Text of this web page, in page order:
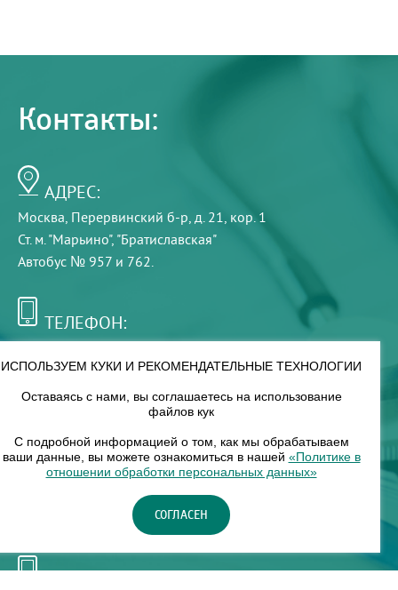
Контакты:
АДРЕС:
Москва, Перервинский б-р, д. 21, кор. 1
Ст. м. "Марьино", "Братиславская"
Автобус № 957 и 762.
ТЕЛЕФОН:
РЕЖИМ РАБОТЫ:
8 — 18
НАШ ФИЛИАЛ:
Москва, м. Нагорное, Нагорный б-р, д. 19, кор. 1
ИСПОЛЬЗУЕМ КУКИ И РЕКОМЕНДАТЕЛЬНЫЕ ТЕХНОЛОГИИ
Оставаясь с нами, вы соглашаетесь на использование
файлов кук
С подробной информацией о том, как мы обрабатываем
ваши данные, вы можете ознакомиться в нашей «Политике в
отношении обработки персональных данных»
СОГЛАСЕН